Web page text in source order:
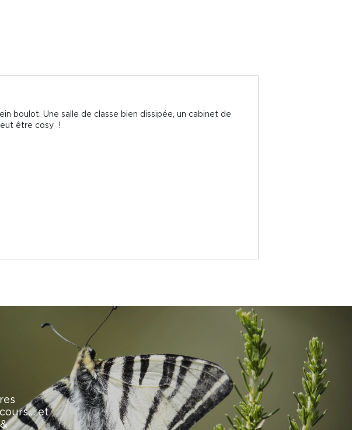
boulot. Une salle de classe bien dissipée, un cabinet de
être cosy !
et